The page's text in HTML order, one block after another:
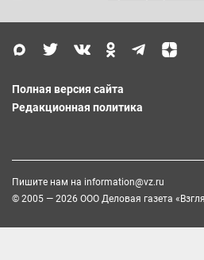
Полная версия сайта
Редакционная политика
Пишите нам на information@vz.ru
© 2005 — 2026 ООО Деловая газета